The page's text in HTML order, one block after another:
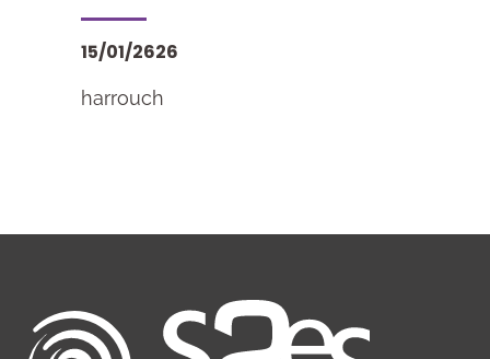
15/01/2626
harrouch